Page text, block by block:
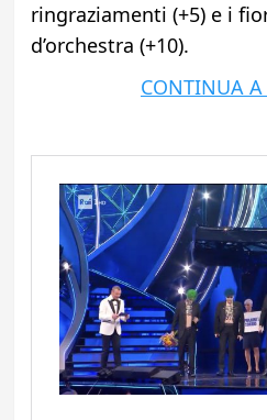
ringraziamenti (+5) e i
d’orchestra (+10).
CONTINUA A